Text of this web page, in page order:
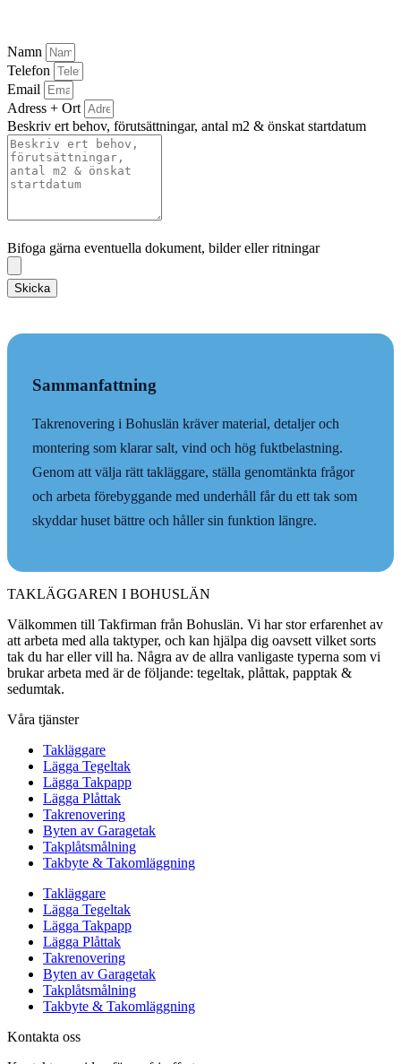
Namn
Telefon
Email
Adress + Ort
Beskriv ert behov, förutsättningar, antal m2 & önskat startdatum
Bifoga gärna eventuella dokument, bilder eller ritningar
Skicka
Sammanfattning
Takrenovering i Bohuslän kräver material, detaljer och
montering som klarar salt, vind och hög fuktbelastning.
Genom att välja rätt takläggare, ställa genomtänkta frågor
och arbeta förebyggande med underhåll får du ett tak som
skyddar huset bättre och håller sin funktion längre.
TAKLÄGGAREN I BOHUSLÄN
Välkommen till Takfirman från Bohuslän. Vi har stor erfarenhet av
att arbeta med alla taktyper, och kan hjälpa dig oavsett vilket sorts
tak du har eller vill ha. Några av de allra vanligaste typerna som vi
brukar arbeta med är de följande: tegeltak, plåttak, papptak &
sedumtak.
Våra tjänster
Takläggare
Lägga Tegeltak
Lägga Takpapp
Lägga Plåttak
Takrenovering
Byten av Garagetak
Takplåtsmålning
Takbyte & Takomläggning
Takläggare
Lägga Tegeltak
Lägga Takpapp
Lägga Plåttak
Takrenovering
Byten av Garagetak
Takplåtsmålning
Takbyte & Takomläggning
Kontakta oss